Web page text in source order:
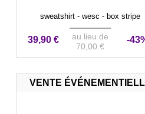
sweatshirt - wesc - box stripe
39,90 €
au lieu de
70,00 €
-
VENTE